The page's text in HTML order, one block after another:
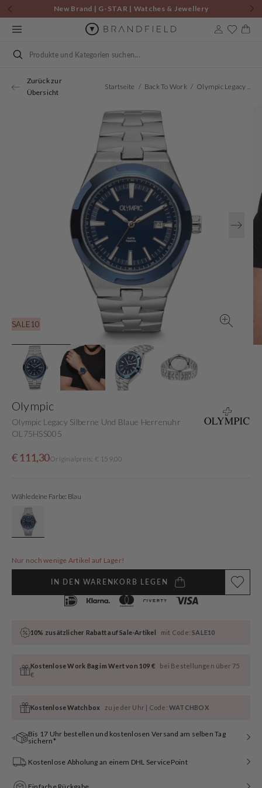
Zum
Inhalt
springen
New Brand | G-STAR | Watches & Jewellery
Suchen
Zurück zur
Übersicht
Startseite Back To Work Olympic Legacy Silberne Und Blaue Herrenuhr OL75HSS005
SALE10
Öffnen
Sie
Medien
in
der
Galerieansicht
Olympic
Olympic Legacy Silberne Und Blaue Herrenuhr
OL75HSS005
Verkaufspreis
€ 111,30
NormalerOriginalpreis: € 159,00
Wähle deine Farbe: Blau
Nur noch wenige Artikel auf Lager!
IN DEN WARENKORB LEGEN
10% zusätzlicher Rabatt auf Sale-Artikel mit Code:SALE10
Kostenlose Work Bag im Wert von 109 €
bei Bestellungen über 75
€
Kostenlose Watchbox zu jeder Uhr | Code:WATCHBOX
Bis 17 Uhr bestellen und kostenlosen Versand am selben Tag
sichern*
Kostenlose Abholung an einem DHL ServicePoint